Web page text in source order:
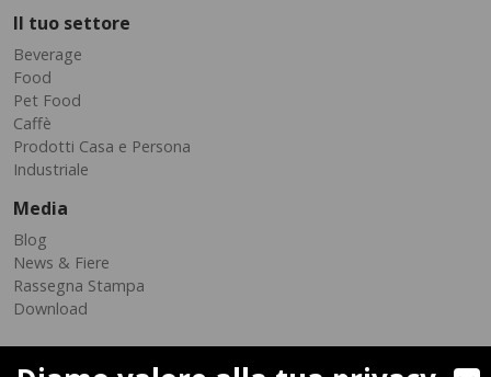
Il tuo settore
Beverage
Food
Pet Food
Caffè
Prodotti Casa e Persona
Industriale
Media
Blog
News & Fiere
Rassegna Stampa
Download